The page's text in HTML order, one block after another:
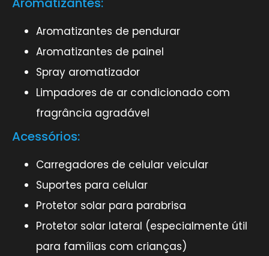
Aromatizantes de pendurar
Aromatizantes de painel
Spray aromatizador
Limpadores de ar condicionado com
fragrância agradável
Acessórios:
Carregadores de celular veicular
Suportes para celular
Protetor solar para parabrisa
Protetor solar lateral (especialmente útil
para famílias com crianças)